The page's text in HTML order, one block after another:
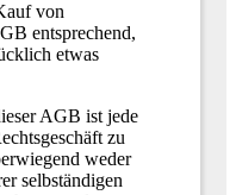
von
entsprechend,
etwas
AGB ist jede
zu
weder
selbständigen